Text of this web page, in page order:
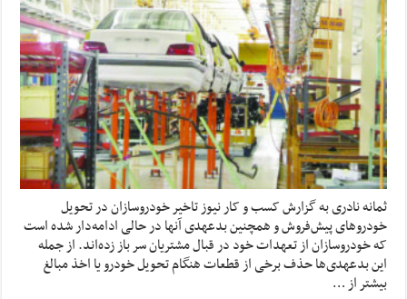
ثمانه نادری به گزارش کسب و کار نیوز تاخیر خودروسازان در تحویل
خودروهای پیش‌فروش و همچنین بدعهدی آنها در حالی ادامه‌دار شده است
که خودروسازان از تعهدات خود در قبال مشتریان سر باز زده‌اند. از جمله
این بدعهدی‌ها حذف برخی از قطعات هنگام تحویل خودرو یا اخذ مبالغ
بیشتر از …